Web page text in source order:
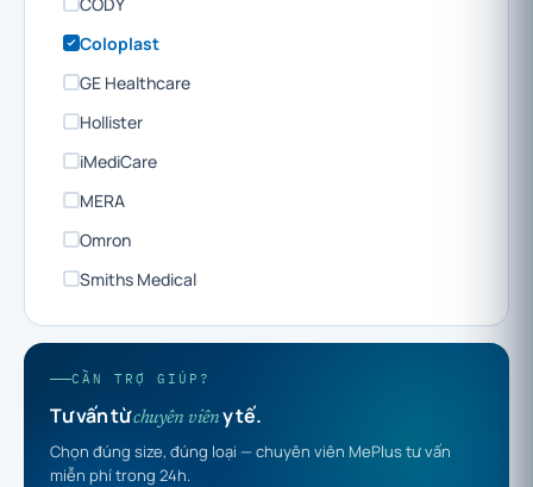
Coloplast
GE Healthcare
Hollister
iMediCare
MERA
Omron
Smiths Medical
CẦN TRỢ GIÚP?
Tư vấn từchuyên viêny tế.
Chọn đúng size, đúng loại — chuyên viên MePlus tư vấn
miễn phí trong 24h.